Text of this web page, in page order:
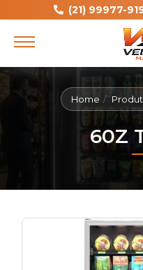
(21) 99977-
Home
60Z